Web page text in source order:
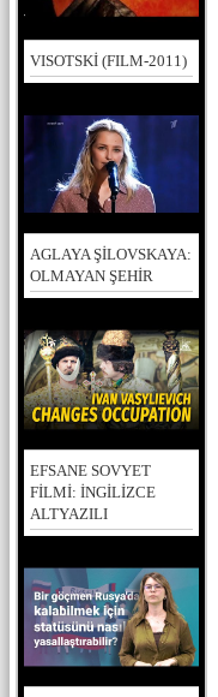
VISOTSKİ (FILM-2011)
AGLAYA ŞİLOVSKAYA:
OLMAYAN ŞEHİR
EFSANE SOVYET
FİLMİ: İNGİLİZCE
ALTYAZILI